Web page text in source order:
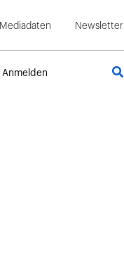
Mediadaten Newsletter
Anmelden